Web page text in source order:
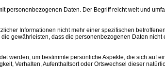
personenbezogenen Daten. Der Begriff reicht weit und
Informationen nicht mehr einer spezifischen
gewährleisten, dass die personenbezogenen Daten nicht
werden, um bestimmte persönliche Aspekte, die sich auf
Verhalten, Aufenthaltsort oder Ortswechsel dieser